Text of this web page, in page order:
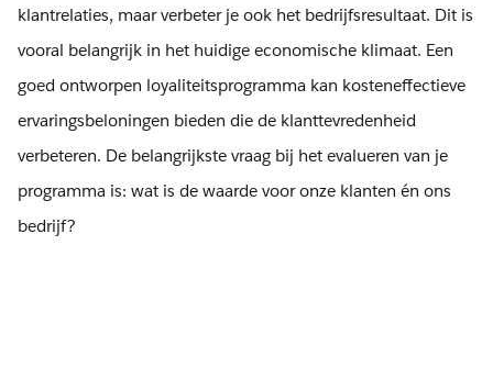
klantrelaties, maar verbeter je ook het bedrijfsresultaat. Dit is
vooral belangrijk in het huidige economische klimaat. Een
goed ontworpen loyaliteitsprogramma kan kosteneffectieve
ervaringsbeloningen bieden die de klanttevredenheid
verbeteren. De belangrijkste vraag bij het evalueren van je
programma is: wat is de waarde voor onze klanten én ons
bedrijf?